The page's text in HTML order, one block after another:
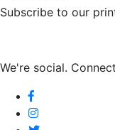
Subscribe to our
We're social.